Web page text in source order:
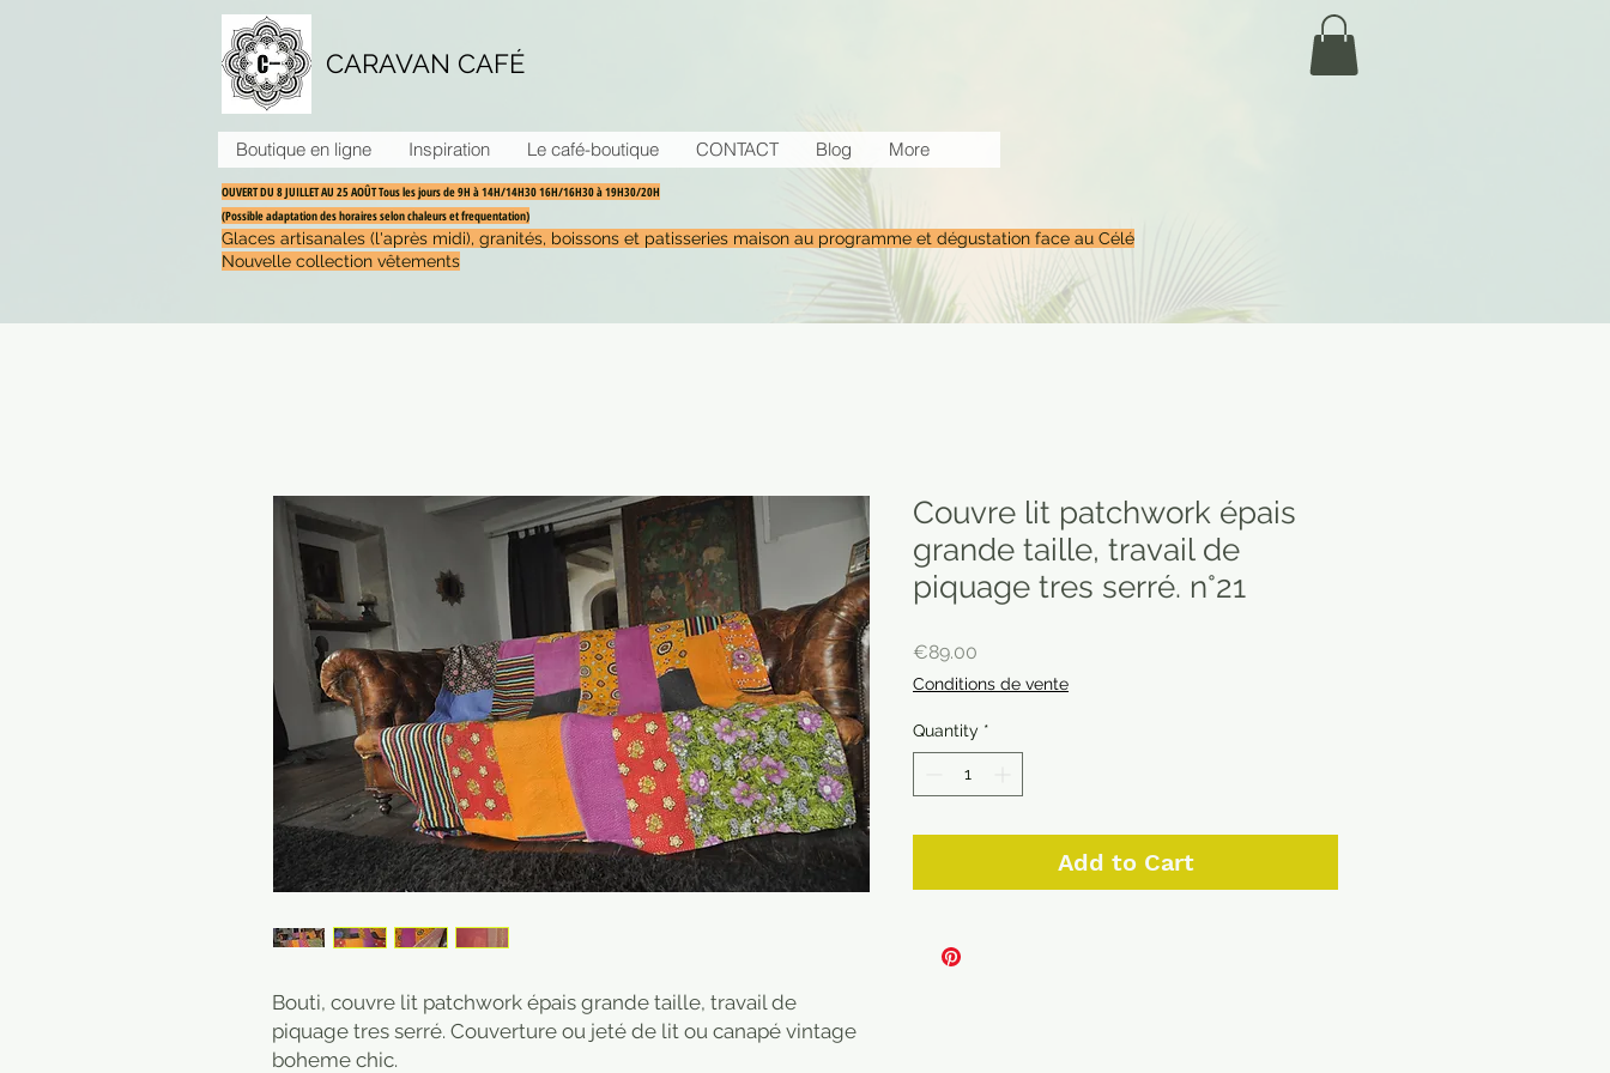
CARAVAN CAFÉ
Boutique en ligne Inspiration Le café-boutique CONTACT Blog More
OUVERT DU 8 JUILLET AU 25 AOÛT Tous les jours de 9H à 14H/14H30 16H/16H30 à 19H30/20H
(Possible adaptation des horaires selon chaleurs et frequentation)
Glaces artisanales (l'après midi), granités, boissons et patisseries maison au programme et dégustation face au Célé
Nouvelle collection vêtements
Bouti, couvre lit patchwork épais grande taille, travail de
piquage tres serré. Couverture ou jeté de lit ou canapé vintage
boheme chic.
Couvre lit patchwork épais
grande taille, travail de
piquage tres serré. n°21
€89.00
Conditions de vente
Quantity *
Add to Cart